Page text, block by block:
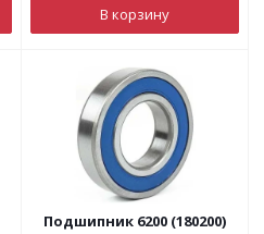
В корзину
Подшипник 6200 (180200)